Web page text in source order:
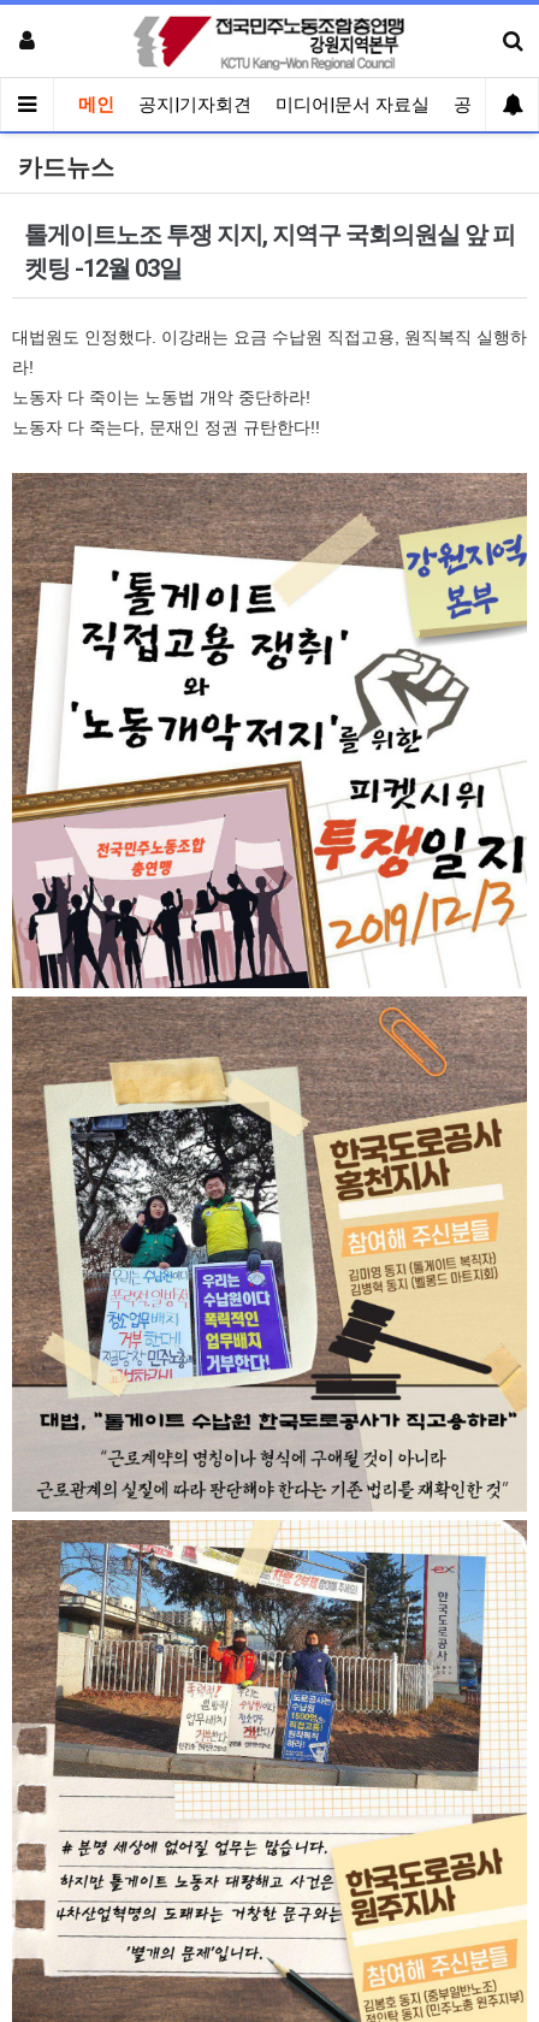
메인 공지|기자회견 미디어|문서 자료실 공유게시
카드뉴스
톨게이트노조 투쟁 지지, 지역구 국회의원실 앞 피
켓팅 -12월 03일
대법원도 인정했다. 이강래는 요금 수납원 직접고용, 원직복직 실행하
라!
노동자 다 죽이는 노동법 개악 중단하라!
노동자 다 죽는다, 문재인 정권 규탄한다!!